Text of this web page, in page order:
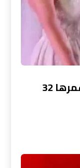
محمود حميدة يقدم رقصة عمرها 32